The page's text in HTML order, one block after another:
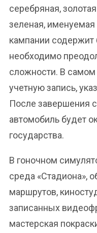
серебряная,
зеленая,
кампании содержит
необходимо
сложности. В самом
учетную запись,
После завершения
автомобиль будет
государства.
В гоночном
среда «Стадиона»,
маршрутов,
записанных
мастерская